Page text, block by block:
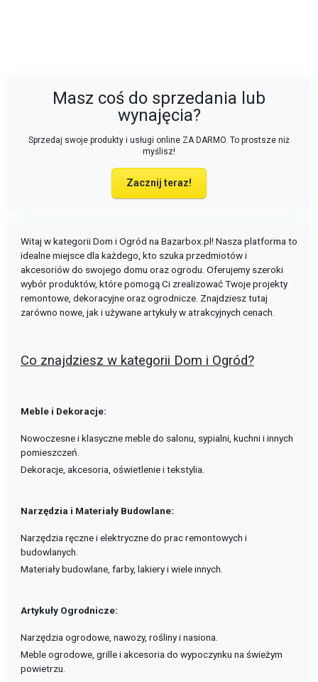
Masz coś do sprzedania lub
wynajęcia?
Sprzedaj swoje produkty i usługi online ZA DARMO. To prostsze niż
myślisz!
Zacznij teraz!
Witaj w kategorii Dom i Ogród na Bazarbox.pl! Nasza platforma to
idealne miejsce dla każdego, kto szuka przedmiotów i
akcesoriów do swojego domu oraz ogrodu. Oferujemy szeroki
wybór produktów, które pomogą Ci zrealizować Twoje projekty
remontowe, dekoracyjne oraz ogrodnicze. Znajdziesz tutaj
zarówno nowe, jak i używane artykuły w atrakcyjnych cenach.
Co znajdziesz w kategorii Dom i Ogród?
Meble i Dekoracje:
Nowoczesne i klasyczne meble do salonu, sypialni, kuchni i innych
pomieszczeń.
Dekoracje, akcesoria, oświetlenie i tekstylia.
Narzędzia i Materiały Budowlane:
Narzędzia ręczne i elektryczne do prac remontowych i
budowlanych.
Materiały budowlane, farby, lakiery i wiele innych.
Artykuły Ogrodnicze:
Narzędzia ogrodowe, nawozy, rośliny i nasiona.
Meble ogrodowe, grille i akcesoria do wypoczynku na świeżym
powietrzu.